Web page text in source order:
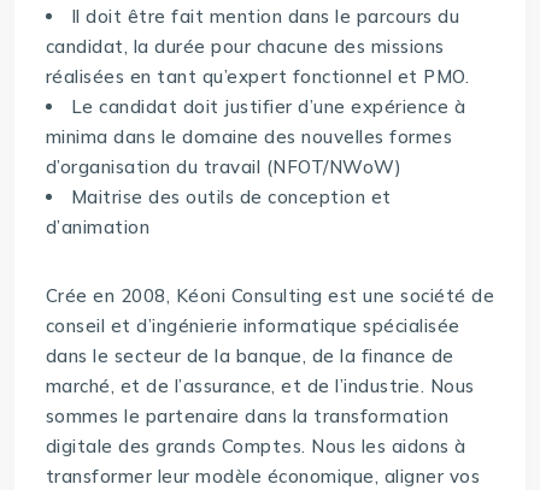
Il doit être fait mention dans le parcours du
candidat, la durée pour chacune des missions
réalisées en tant qu’expert fonctionnel et PMO.
Le candidat doit justifier d’une expérience à
minima dans le domaine des nouvelles formes
d’organisation du travail (NFOT/NWoW)
Maitrise des outils de conception et
d’animation
Crée en 2008, Kéoni Consulting est une société de
conseil et d’ingénierie informatique spécialisée
dans le secteur de la banque, de la finance de
marché, et de l’assurance, et de l’industrie. Nous
sommes le partenaire dans la transformation
digitale des grands Comptes. Nous les aidons à
transformer leur modèle économique, aligner vos